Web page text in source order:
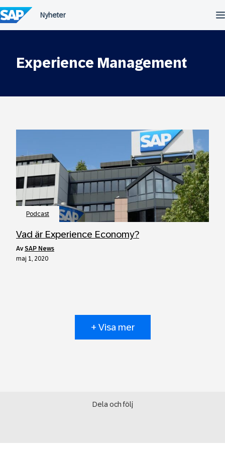
till
innehållet
Experience Management
Podcast
Vad är Experience Economy?
avSAP News
maj 1, 2020
+ Visa mer
Dela och följ